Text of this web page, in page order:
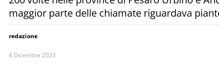
maggior parte delle chiamate riguardava
redazione
4 Dicembre 2023